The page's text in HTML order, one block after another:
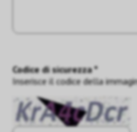
Codice di sicurezza *
Inserisce il codice della